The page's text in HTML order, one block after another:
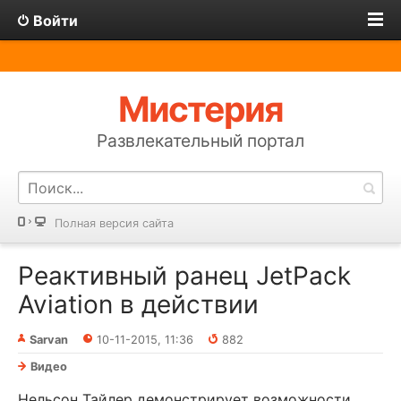
Войти
Мистерия
Развлекательный портал
Полная версия сайта
Реактивный ранец JetPack
Aviation в действии
Sarvan 10-11-2015, 11:36
882
Видео